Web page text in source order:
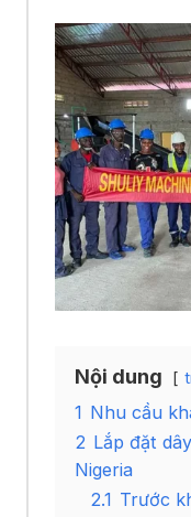
Nội dung
1 Nhu cầu
2 Lắp đặt
Nigeria
2.1 Trước